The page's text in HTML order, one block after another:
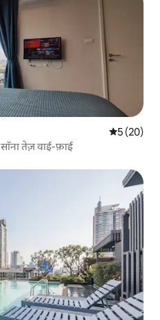
औसत रेटिंग
5 (20)
तेज़ वाई-फ़ाई